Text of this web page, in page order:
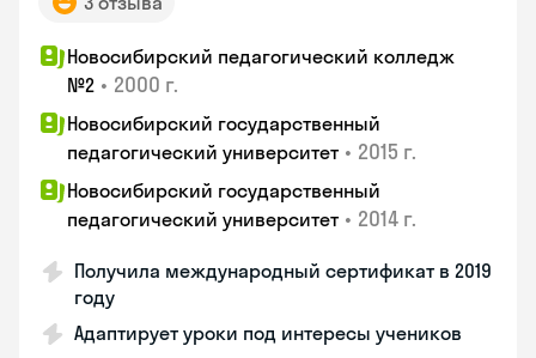
Новосибирский педагогический колледж
№2 • 2000 г.
Новосибирский государственный
педагогический университет • 2015 г.
Новосибирский государственный
педагогический университет • 2014 г.
Получила международный сертификат в 2019
году
Адаптирует уроки под интересы учеников